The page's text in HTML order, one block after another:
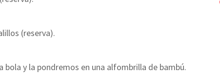
(reserva).
bola y la pondremos en una alfombrilla de bambú.